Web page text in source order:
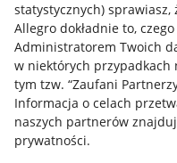
statystycznych) sprawiasz,
Allegro dokładnie to,
Administratorem Twoich
w niektórych przypadkach
tym tzw. “Zaufani
Informacja o celach
naszych partnerów
prywatności.
Przydatne informacje
Jak to działa